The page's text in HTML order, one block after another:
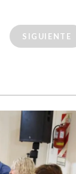
SIGUIENTE